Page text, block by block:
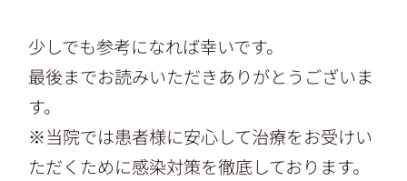
少しでも参考になれば幸いです。
最後までお読みいただきありがとうございま
す。
※当院では患者様に安心して治療をお受けい
ただくために感染対策を徹底しております。